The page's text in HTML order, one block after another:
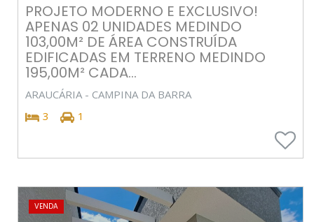
PROJETO MODERNO E EXCLUSIVO!
APENAS 02 UNIDADES MEDINDO
103,00M² DE ÁREA CONSTRUÍDA
EDIFICADAS EM TERRENO MEDINDO
195,00M² CADA...
ARAUCÁRIA - CAMPINA DA BARRA
3
1
VENDA